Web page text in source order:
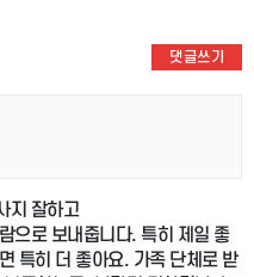
댓글쓰기
지 잘하고
으로 보내줍니다. 특히 제일 좋
특히 더 좋아요. 가족 단체로 받